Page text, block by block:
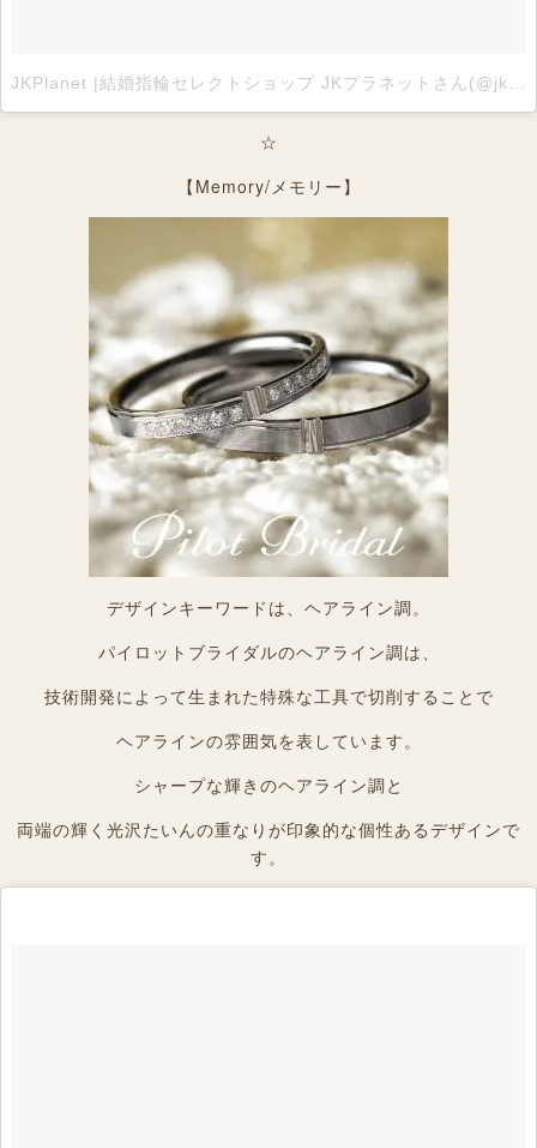
☆
【Memory/メモリー】
デザインキーワードは、ヘアライン調。
パイロットブライダルのヘアライン調は、
技術開発によって生まれた特殊な工具で切削することで
ヘアラインの雰囲気を表しています。
シャープな輝きのヘアライン調と
両端の輝く光沢たいんの重なりが印象的な個性あるデザインで
す。